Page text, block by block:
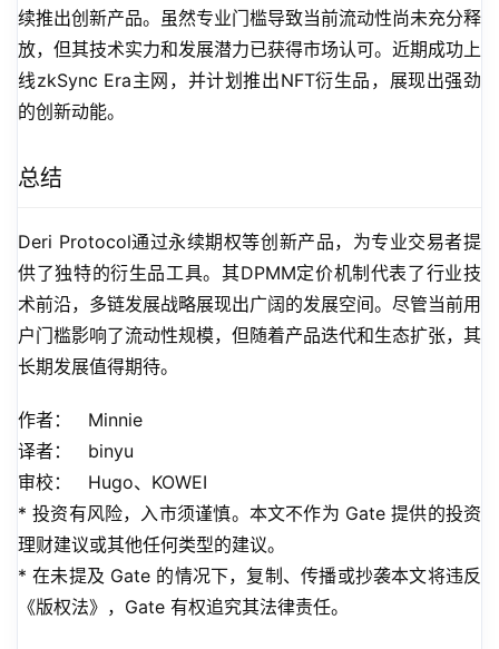
续推出创新产品。虽然专业门槛导致当前流动性尚未充分释
放，但其技术实力和发展潜力已获得市场认可。近期成功上
线zkSync Era主网，并计划推出NFT衍生品，展现出强劲
的创新动能。
总结
Deri Protocol通过永续期权等创新产品，为专业交易者提
供了独特的衍生品工具。其DPMM定价机制代表了行业技
术前沿，多链发展战略展现出广阔的发展空间。尽管当前用
户门槛影响了流动性规模，但随着产品迭代和生态扩张，其
长期发展值得期待。
作者：   Minnie
译者：   binyu
审校：   Hugo、KOWEI
* 投资有风险，入市须谨慎。本文不作为 Gate 提供的投资
理财建议或其他任何类型的建议。
* 在未提及 Gate 的情况下，复制、传播或抄袭本文将违反
《版权法》，Gate 有权追究其法律责任。